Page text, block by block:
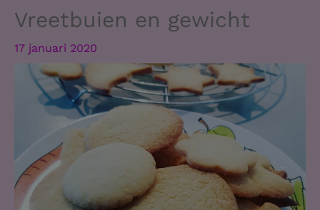
Vreetbuien en gewicht
17 januari 2020